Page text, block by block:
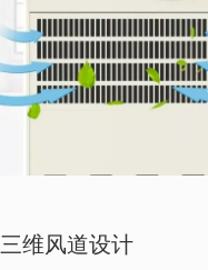
三维风道设计